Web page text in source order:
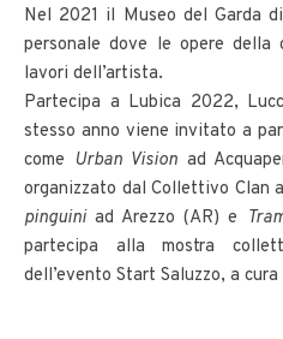
Nel 2021 il Museo del Garda
personale dove le opere della
lavori dell’artista.
Partecipa a Lubica 2022,
stesso anno viene invitato a
come Urban Visionad
organizzato dal Collettivo Clan
pinguiniad Arezzo (AR) e
partecipa alla mostra
dell’evento Start Saluzzo, a